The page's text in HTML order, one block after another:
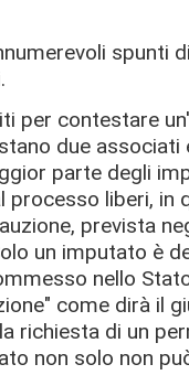
spunti
per contestare
due associati
parte degli
processo liberi, in
prevista
un imputato è
nello
come dirà il
richiesta di un
non solo non